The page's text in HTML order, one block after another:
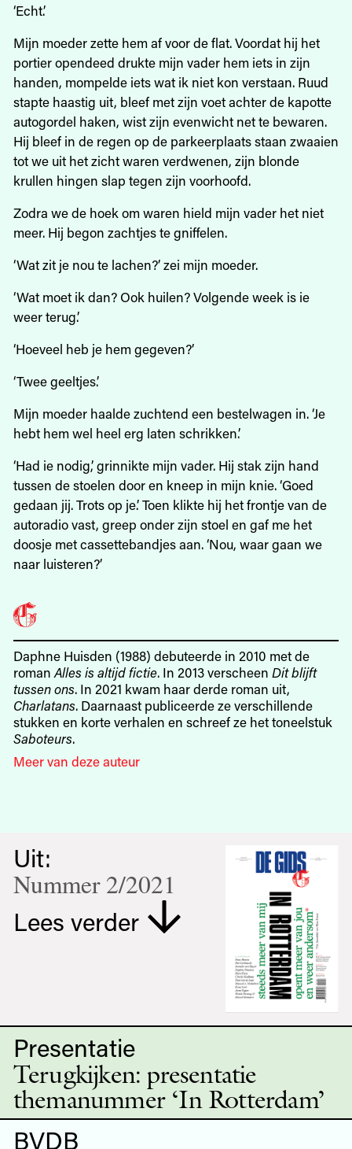
‘Echt.’
Mijn moeder zette hem af voor de flat. Voordat hij het
portier opendeed drukte mijn vader hem iets in zijn
handen, mompelde iets wat ik niet kon verstaan. Ruud
stapte haastig uit, bleef met zijn voet achter de kapotte
autogordel haken, wist zijn evenwicht net te bewaren.
Hij bleef in de regen op de parkeerplaats staan zwaaien
tot we uit het zicht waren verdwenen, zijn blonde
krullen hingen slap tegen zijn voorhoofd.
Zodra we de hoek om waren hield mijn vader het niet
meer. Hij begon zachtjes te gniffelen.
‘Wat zit je nou te lachen?’ zei mijn moeder.
‘Wat moet ik dan? Ook huilen? Volgende week is ie
weer terug.’
‘Hoeveel heb je hem gegeven?’
‘Twee geeltjes.’
Mijn moeder haalde zuchtend een bestelwagen in. ‘Je
hebt hem wel heel erg laten schrikken.’
‘Had ie nodig,’ grinnikte mijn vader. Hij stak zijn hand
tussen de stoelen door en kneep in mijn knie. ‘Goed
gedaan jij. Trots op je.’ Toen klikte hij het frontje van de
autoradio vast, greep onder zijn stoel en gaf me het
doosje met cassettebandjes aan. ‘Nou, waar gaan we
naar luisteren?’
Daphne Huisden (1988) debuteerde in 2010 met de
roman Alles is altijd fictie. In 2013 verscheen Dit blijft
tussen ons. In 2021 kwam haar derde roman uit,
Charlatans. Daarnaast publiceerde ze verschillende
stukken en korte verhalen en schreef ze het toneelstuk
Saboteurs.
Meer van deze auteur
Uit:
Nummer 2/2021
Lees verder
Presentatie
Terugkijken: presentatie
themanummer ‘In Rotterdam’
BVDB